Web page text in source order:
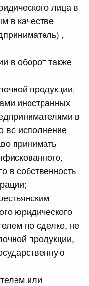
лица в
в качестве
,
в оборот также
продукции,
иностранных
в
во исполнение
принимать
в собственность
юридического
по сделке, не
продукции,
или